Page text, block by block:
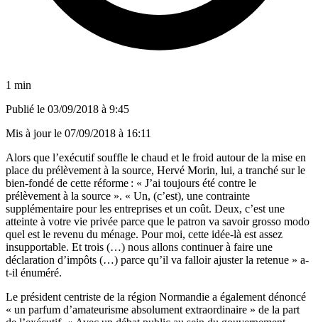
1 min
Publié le 03/09/2018 à 9:45
Mis à jour le 07/09/2018 à 16:11
Alors que l’exécutif souffle le chaud et le froid autour de la mise en
place du prélèvement à la source, Hervé Morin, lui, a tranché sur le
bien-fondé de cette réforme : « J’ai toujours été contre le
prélèvement à la source ». « Un, (c’est), une contrainte
supplémentaire pour les entreprises et un coût. Deux, c’est une
atteinte à votre vie privée parce que le patron va savoir grosso modo
quel est le revenu du ménage. Pour moi, cette idée-là est assez
insupportable. Et trois (…) nous allons continuer à faire une
déclaration d’impôts (…) parce qu’il va falloir ajuster la retenue » a-
t-il énuméré.
Le président centriste de la région Normandie a également dénoncé
« un parfum d’amateurisme absolument extraordinaire » de la part